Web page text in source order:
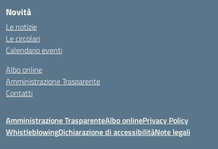
Novità
Le notizie
Le circolari
Calendario eventi
Albo online
Amministrazione Trasparente
Contatti
Amministrazione TrasparenteAlbo onlinePrivacy Policy
WhistleblowingDichiarazione di accessibilitàNote legali